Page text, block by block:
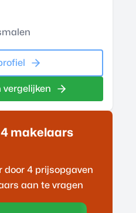
vergelijken
makelaars
door 4 prijsopgaven
s aan te vragen